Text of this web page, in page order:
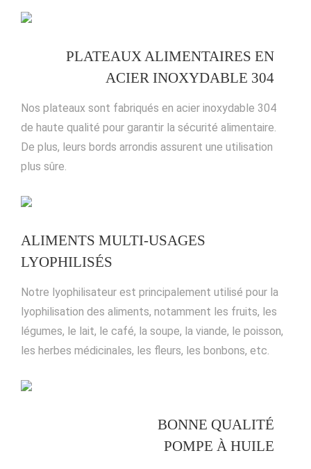
PLATEAUX ALIMENTAIRES EN
ACIER INOXYDABLE 304
Nos plateaux sont fabriqués en acier inoxydable 304
de haute qualité pour garantir la sécurité alimentaire.
De plus, leurs bords arrondis assurent une utilisation
plus sûre.
ALIMENTS MULTI-USAGES
LYOPHILISÉS
Notre lyophilisateur est principalement utilisé pour la
lyophilisation des aliments, notamment les fruits, les
légumes, le lait, le café, la soupe, la viande, le poisson,
les herbes médicinales, les fleurs, les bonbons, etc.
BONNE QUALITÉ
POMPE À HUILE